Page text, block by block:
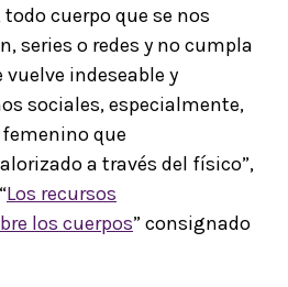
cuerpo que se nos
series o redes y no cumpla
indeseable y
sociales, especialmente,
que
a través del físico”,
Los recursos
los cuerpos” consignado